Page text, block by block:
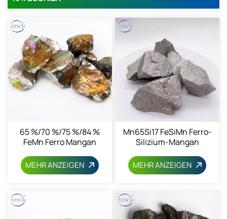
65 %/70 %/75 %/84 %
FeMn Ferro Mangan
MEHR ANZEIGEN
Mn65Si17 FeSiMn Ferro-
Silizium-Mangan
MEHR ANZEIGEN